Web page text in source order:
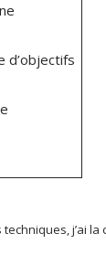
d’objectifs
j’ai la